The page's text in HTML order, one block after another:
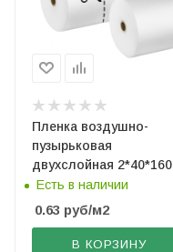
Пленка воздушно-
пузырьковая
двухслойная 2*40*160
(рез. по 40 см)
Есть в наличии
0.63 руб/м2
В КОРЗИНУ